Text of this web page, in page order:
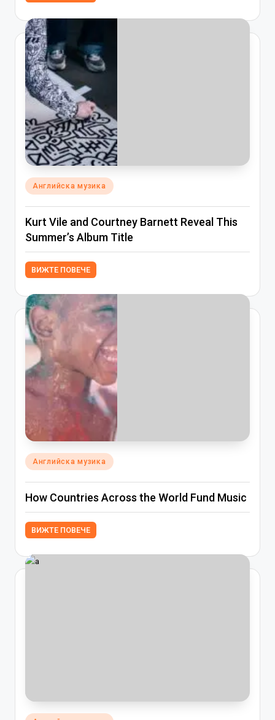
Posted
in
Английска музика
Kurt Vile and Courtney Barnett Reveal This
Summer’s Album Title
ВИЖТЕ ПОВЕЧЕ
Posted
in
Английска музика
How Countries Across the World Fund Music
ВИЖТЕ ПОВЕЧЕ